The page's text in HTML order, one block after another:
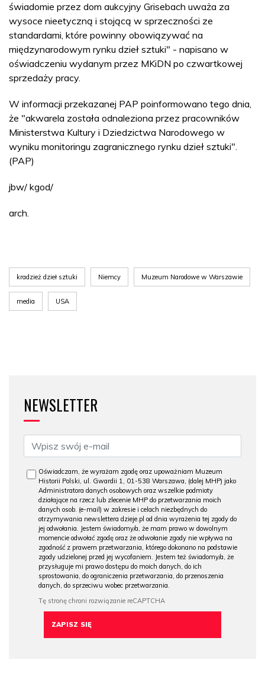
świadomie przez dom aukcyjny Grisebach uważa za
wysoce nieetyczną i stojącą w sprzeczności ze
standardami, które powinny obowiązywać na
międzynarodowym rynku dzieł sztuki" - napisano w
oświadczeniu wydanym przez MKiDN po czwartkowej
sprzedaży pracy.
W informacji przekazanej PAP poinformowano tego dnia,
że "akwarela została odnaleziona przez pracowników
Ministerstwa Kultury i Dziedzictwa Narodowego w
wyniku monitoringu zagranicznego rynku dzieł sztuki".
(PAP)
jbw/ kgod/
arch.
kradzież dzieł sztuki Niemcy Muzeum Narodowe w Warszawie
media USA
NEWSLETTER
Oświadczam, że wyrażam zgodę oraz upoważniam Muzeum
Historii Polski, ul. Gwardii 1, 01-538 Warszawa, (dalej MHP) jako
Administratora danych osobowych oraz wszelkie podmioty
działające na rzecz lub zlecenie MHP do przetwarzania moich
danych osob. (e-mail) w zakresie i celach niezbędnych do
otrzymywania newslettera dzieje.pl od dnia wyrażenia tej zgody do
jej odwołania. Jestem świadomy/a, że mam prawo w dowolnym
momencie odwołać zgodę oraz że odwołanie zgody nie wpływa na
zgodność z prawem przetwarzania, którego dokonano na podstawie
zgody udzielonej przed jej wycofaniem. Jestem też świadomy/a, że
przysługuje mi prawo dostępu do moich danych, do ich
sprostowania, do ograniczenia przetwarzania, do przenoszenia
danych, do sprzeciwu wobec przetwarzania.